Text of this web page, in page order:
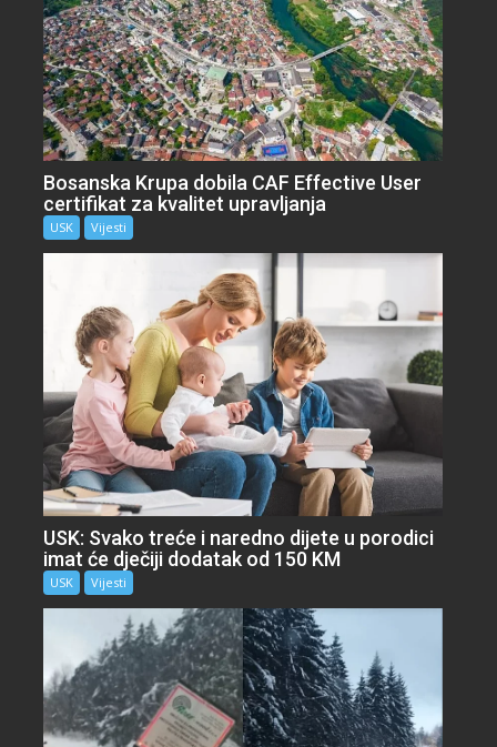
Bosanska Krupa dobila CAF Effective User
certifikat za kvalitet upravljanja
USK Vijesti
USK: Svako treće i naredno dijete u porodici
imat će dječiji dodatak od 150 KM
USK Vijesti